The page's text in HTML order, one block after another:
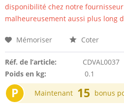
disponibilité chez notre
malheureusement aussi plus long
Mémoriser Coter
Réf. de l’article:
CDVAL0037
Poids en kg:
0.1
P Maintenant 15 bonus